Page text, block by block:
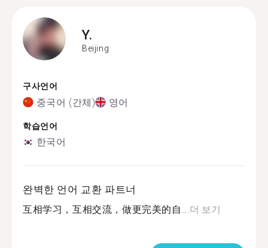
Y.
Beijing
구사언어
중국어 (간체) 영어
학습언어
한국어
완벽한 언어 교환 파트너
互相学习，互相交流，做更完美的自...더 보기